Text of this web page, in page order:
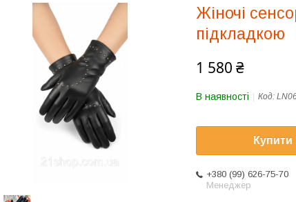
Жіночі
підкладкою
1 580 ₴
В наявності Код:
Купити
+380 (99) 626-75-70
Менеджер